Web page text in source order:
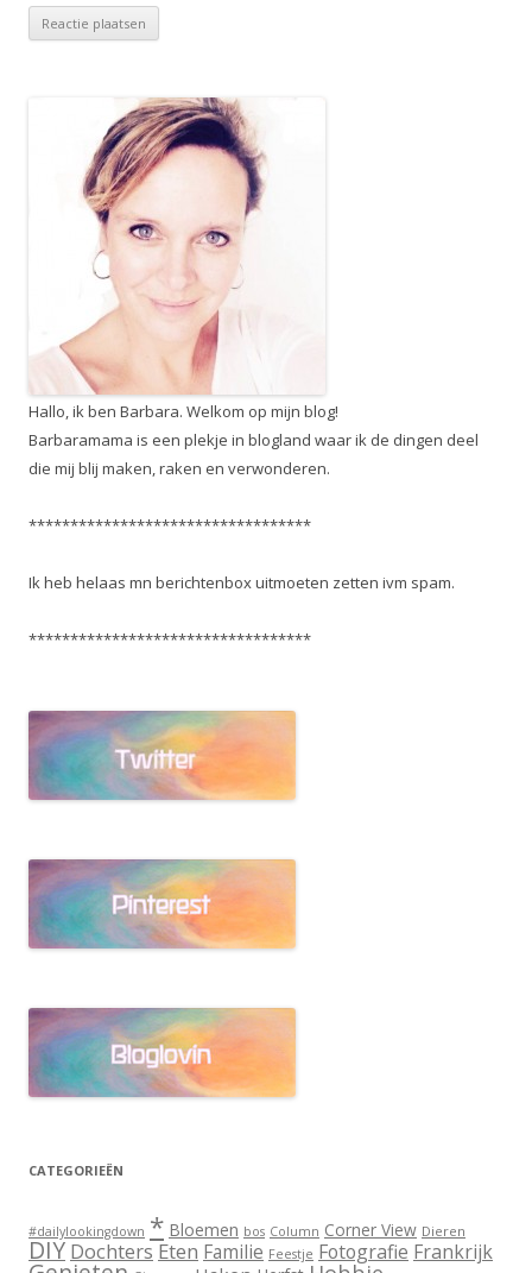
Hallo, ik ben Barbara. Welkom op mijn blog!
Barbaramama is een plekje in blogland waar ik de dingen deel
die mij blij maken, raken en verwonderen.
**********************************
Ik heb helaas mn berichtenbox uitmoeten zetten ivm spam.
**********************************
CATEGORIEËN
#dailylookingdown * Bloemen bos Column Corner View Dieren
DIY Dochters Eten Familie Feestje Fotografie Frankrijk